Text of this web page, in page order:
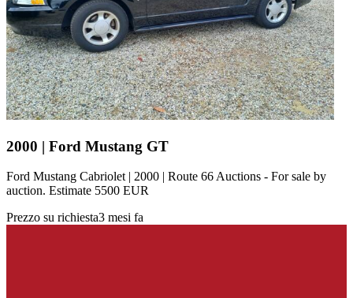
Ford Capri
Ford Cortina
Ford Escort
Ford F-Series
Ford Fiesta
Ford GT40
Ford Model A
Ford Model T
Ford Sierra
Ford Thunderbird
2000 | Ford Mustang GT
Ford Mustang Cabriolet | 2000 | Route 66 Auctions - For sale by
auction. Estimate 5500 EUR
Prezzo su richiesta3 mesi fa